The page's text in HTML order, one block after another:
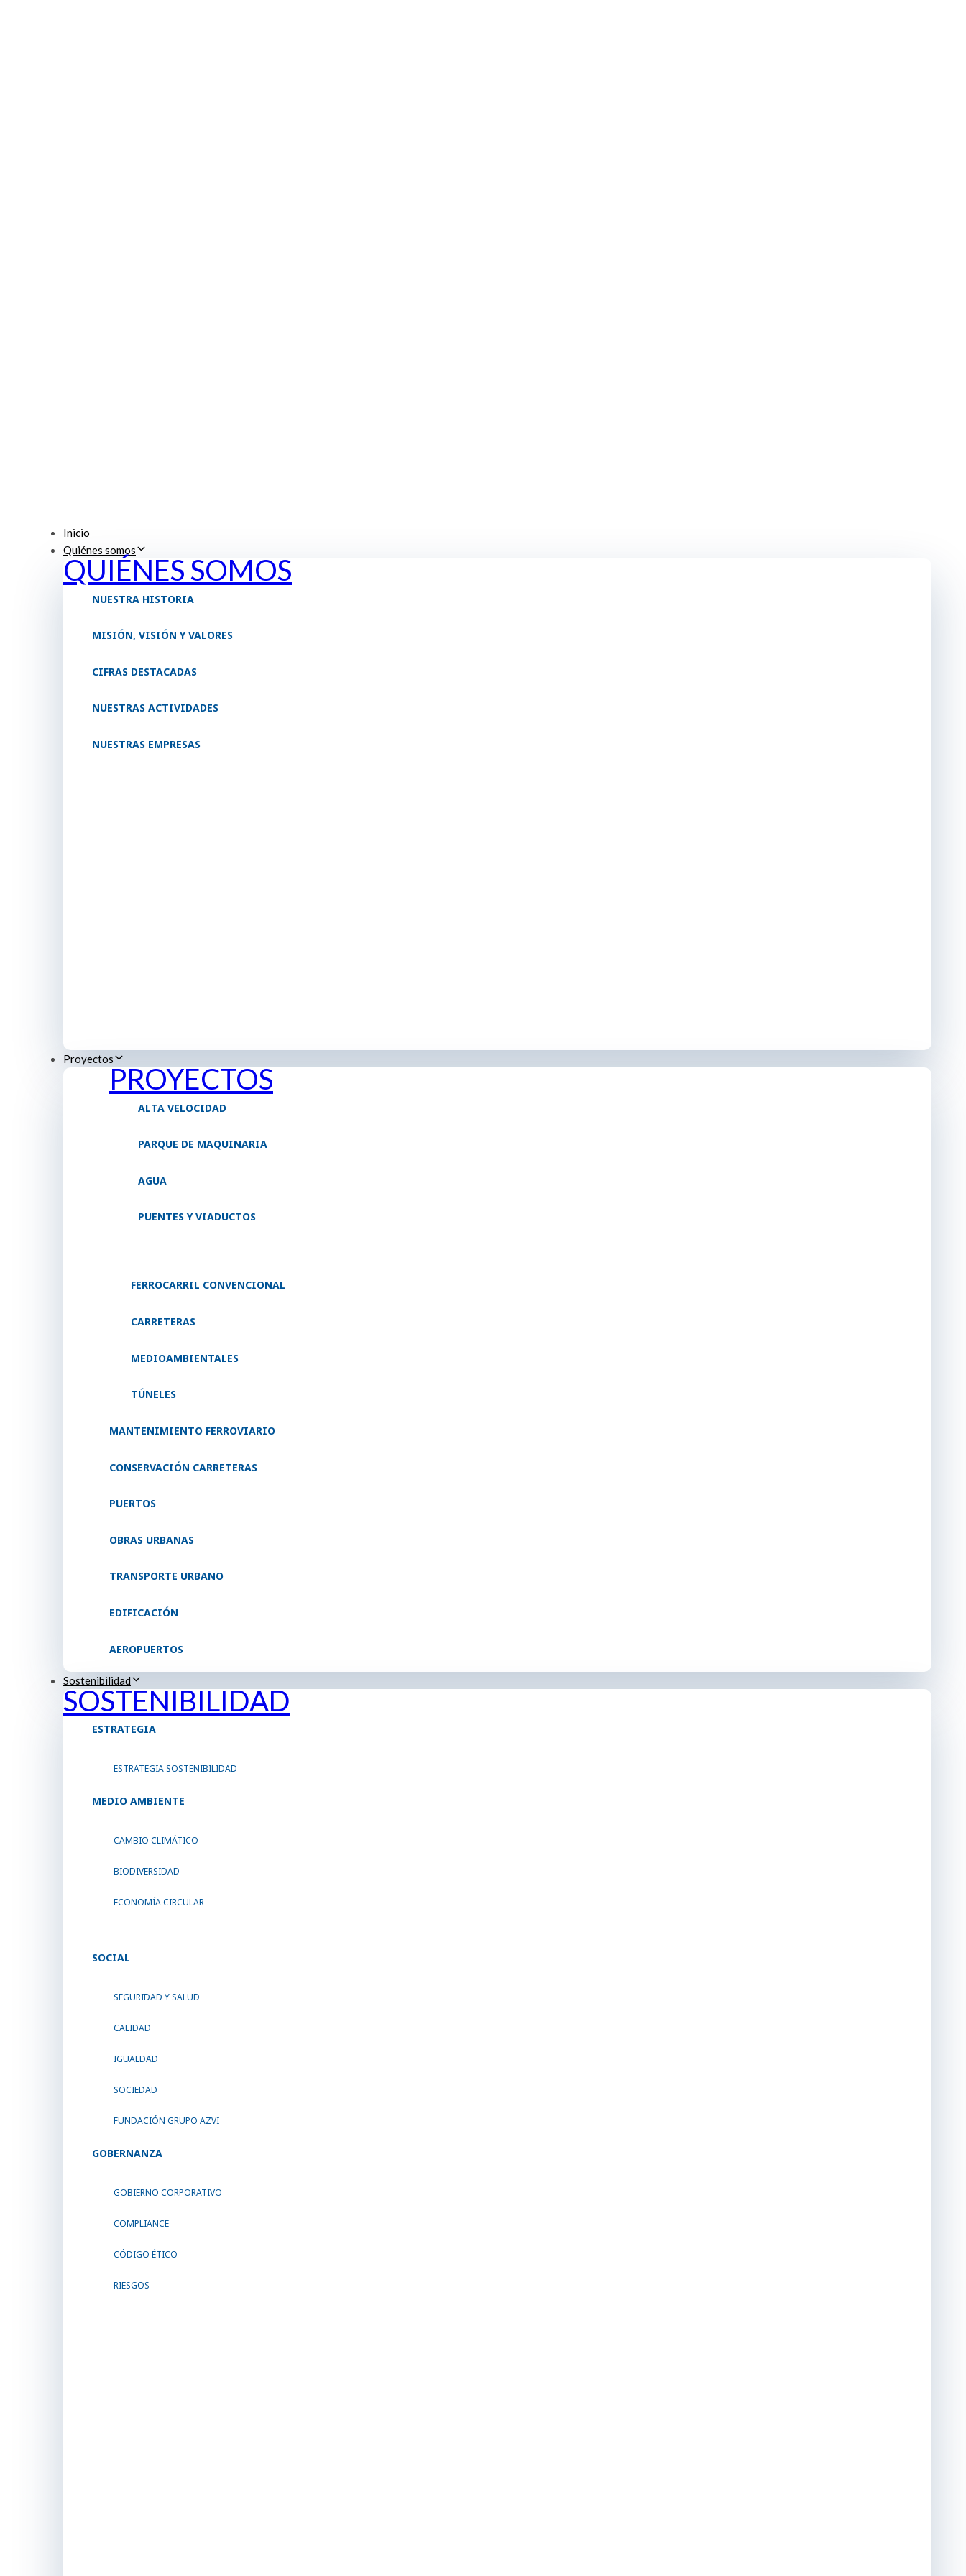
Inicio
Quiénes somos
QUIÉNES SOMOS
NUESTRA HISTORIA
MISIÓN, VISIÓN Y VALORES
CIFRAS DESTACADAS
NUESTRAS ACTIVIDADES
NUESTRAS EMPRESAS
Proyectos
PROYECTOS
ALTA VELOCIDAD
PARQUE DE MAQUINARIA
AGUA
PUENTES Y VIADUCTOS
FERROCARRIL CONVENCIONAL
CARRETERAS
MEDIOAMBIENTALES
TÚNELES
MANTENIMIENTO FERROVIARIO
CONSERVACIÓN CARRETERAS
PUERTOS
OBRAS URBANAS
TRANSPORTE URBANO
EDIFICACIÓN
AEROPUERTOS
Sostenibilidad
SOSTENIBILIDAD
ESTRATEGIA
ESTRATEGIA SOSTENIBILIDAD
MEDIO AMBIENTE
CAMBIO CLIMÁTICO
BIODIVERSIDAD
ECONOMÍA CIRCULAR
SOCIAL
SEGURIDAD Y SALUD
CALIDAD
IGUALDAD
SOCIEDAD
FUNDACIÓN GRUPO AZVI
GOBERNANZA
GOBIERNO CORPORATIVO
COMPLIANCE
CÓDIGO ÉTICO
RIESGOS